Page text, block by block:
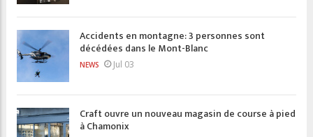
Accidents en montagne: 3 personnes sont
décédées dans le Mont-Blanc
NEWS Jul 03
Craft ouvre un nouveau magasin de course à pied
à Chamonix